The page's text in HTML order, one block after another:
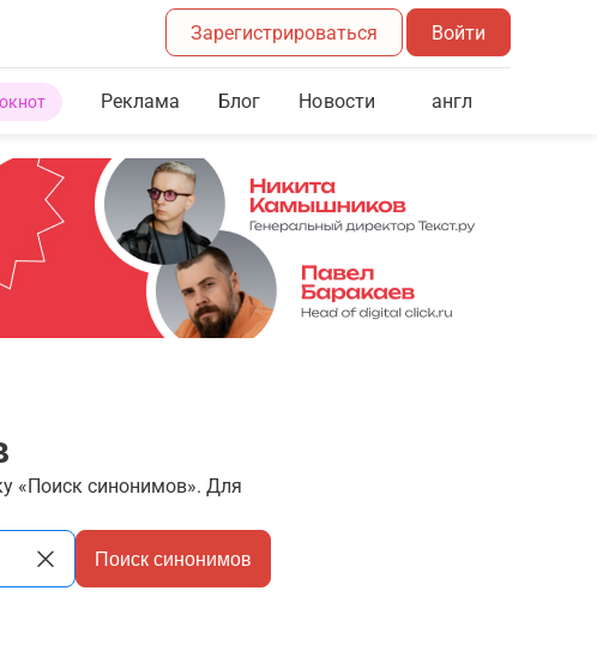
Зарегистрироваться Войти
Реклама Блог Новости англ
«Поиск синонимов». Для
Поиск синонимов